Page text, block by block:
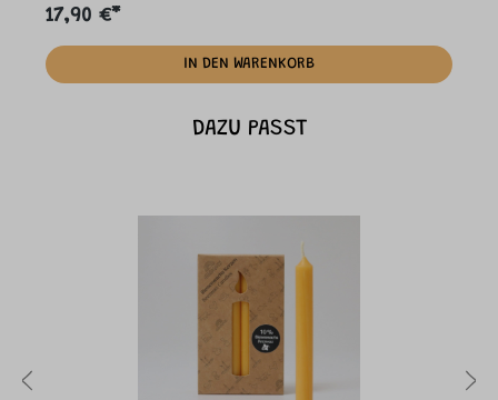
17,90 €*
IN DEN WARENKORB
DAZU PASST